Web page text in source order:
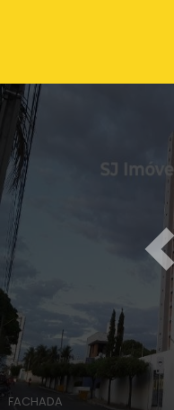
FACHADA
Previous